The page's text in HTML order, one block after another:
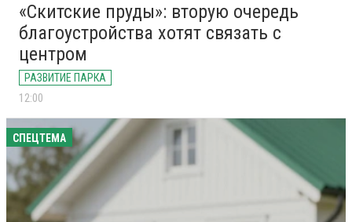
«Скитские пруды»: вторую очередь
благоустройства хотят связать с
центром
РАЗВИТИЕ ПАРКА
12:00
СПЕЦТЕМА